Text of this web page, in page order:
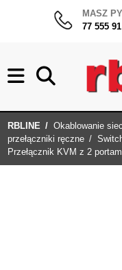
MASZ
77 555
RBLINE Okablowanie
przełączniki ręczne
Przełącznik KVM z 2